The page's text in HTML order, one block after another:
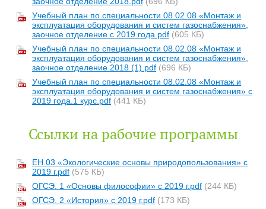
Учебный план по специальности 08.02.08 «Монтаж и
эксплуатация оборудования и систем газоснабжения»,
заочное отделение с 2019 года.pdf (605 КБ)
Учебный план по специальности 08.02.08 «Монтаж и
эксплуатация оборудования и систем газоснабжения»,
заочное отделение 2018 (1).pdf (696 КБ)
Учебный план по специальности 08.02.08 «Монтаж и
эксплуатация оборудования и систем газоснабжения» с
2019 года.1 курс.pdf (441 КБ)
Ссылки на рабочие программы
ЕН.03 «Экологические основы природопользования» с
2019 г.pdf (575 КБ)
ОГСЭ. 1 «Основы философии» с 2019 г.pdf (244 КБ)
ОГСЭ. 2 «История» с 2019 г.pdf (173 КБ)